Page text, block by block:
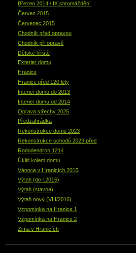
Březen 2014 / IX.shromáždění
Červen 2015
Červenec 2015
Chodník před opravou
Chodník při opravě
Dětské hřiště
Exterier domu
Hranice
Hranice před 120 lety
Interier domu do 2013
Interier domu od 2014
Oprava střechy 2025
Předzahrádka
Rekonstrukce domu 2023
Rekonstrukce schodů 2023 před
Rododendron 1214
Úklid kolem domu
Vánoce v Hranicích 2015
Výtah (do r.2016)
Výtah (stavba)
Výtah nový (VIII/2016)
Vzpomínka na Hranice 1
Vzpomínka na Hranice 2
Zima v Hranicích